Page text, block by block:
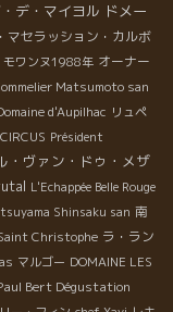
デ・マイヨル ドメー
マセラッション・カルボ
モワンヌ1988年 オーナー
Matsumoto san
d'Aupilhac リュペ
Président
・ヴァン・ドゥ・メザ
L'Echappée Belle Rouge
Shinsaku san 南
Christophe ラ・ラン
マルゴー DOMAINE LES
Bert Dégustation